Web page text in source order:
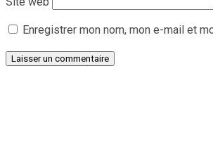
Enregistrer mon nom, mon e-mail et